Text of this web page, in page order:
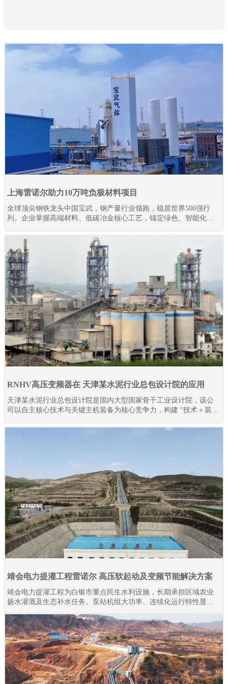
上海雷诺尔助力10万吨负极材料项目
全球顶尖钢铁龙头中国宝武，钢产量行业领跑，稳居世界500强行
列。企业掌握高端材料、低碳冶金核心工艺，锚定绿色、智能化发
RNHV高压变频器在 天津某水泥行业总包设计院的应用
天津某水泥行业总包设计院是国内大型国家骨干工业设计院，该公
司以自主核心技术与关键主机装备为核心竞争力，构建 “技术＋装
备成套供货、工程建设、监理、生产运营及备品备件服务的完整产
靖会电力提灌工程雷诺尔 高压软起动及变频节能解决方案
靖会电力提灌工程为白银市重点民生水利设施，长期承担区域农业
扬水灌溉及生态补水任务。泵站机组大功率、连续化运行特性显
全域规模化应用上海雷诺尔高压产品，目前现场部署高压软起动柜
80余台、高压变频器20余台，设备分阶段投运、迭代升级。2015年
至今批量接入高压产品，全系列设备经长期工况验证，运行状态稳
定可靠。